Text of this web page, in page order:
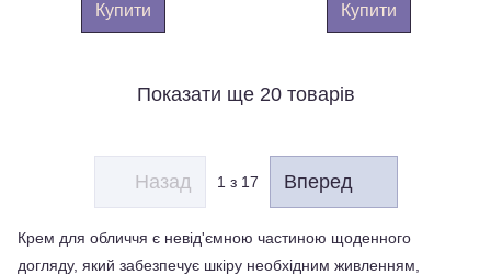
Купити Купити
Показати ще 20 товарів
Назад 1 з 17 Вперед
Крем для обличчя є невід'ємною частиною щоденного
догляду, який забезпечує шкіру необхідним живленням,